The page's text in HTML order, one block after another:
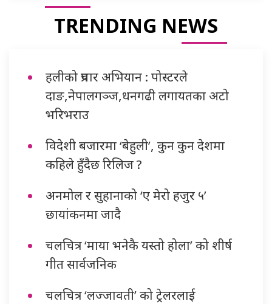
TRENDING NEWS
हलीको प्रचार अभियान : पोस्टरले
दाङ,नेपालगञ्ज,धनगढी लगायतका अटो
भरिभराउ
विदेशी बजारमा ‘बेहुली’, कुन कुन देशमा
कहिले हुँदैछ रिलिज ?
अनमोल र सुहानाको ‘ए मेरो हजुर ५’
छायांकनमा जादै
चलचित्र ‘माया भनेकै यस्तो होला’ को शीर्ष
गीत सार्वजनिक
चलचित्र ‘लज्जावती’ को ट्रेलरलाई